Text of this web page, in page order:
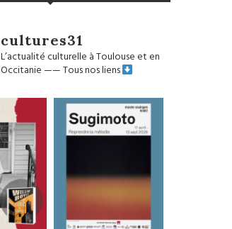
cultures31
L’actualité culturelle à Toulouse et en
Occitanie——Tous nos liens